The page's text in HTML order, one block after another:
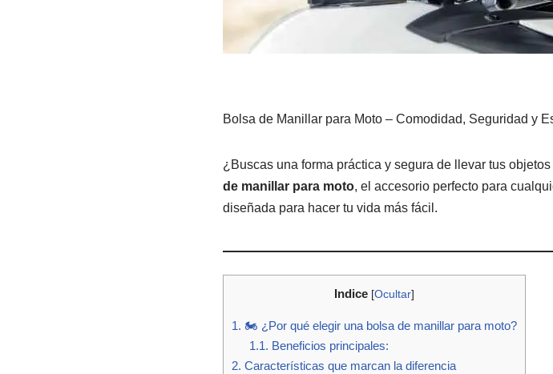
Bolsa de Manillar para Moto – Comodidad, Seguridad y
¿Buscas una forma práctica y segura de llevar tus
de manillar para moto, el accesorio perfecto para
diseñada para hacer tu vida más fácil.
Indice [Ocultar]
1. 🏍️ ¿Por qué elegir una bolsa de manillar para moto?
1.1. Beneficios principales:
2. Características que marcan la diferencia